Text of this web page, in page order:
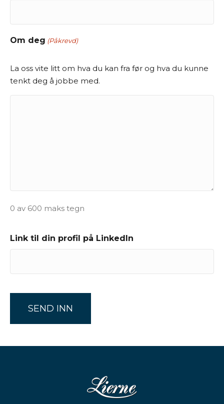
Om deg (Påkrevd)
La oss vite litt om hva du kan fra før og hva du kunne
tenkt deg å jobbe med.
0 av 600 maks tegn
Link til din profil på LinkedIn